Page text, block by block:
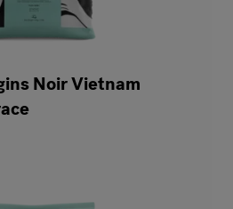
Noir Vietnam